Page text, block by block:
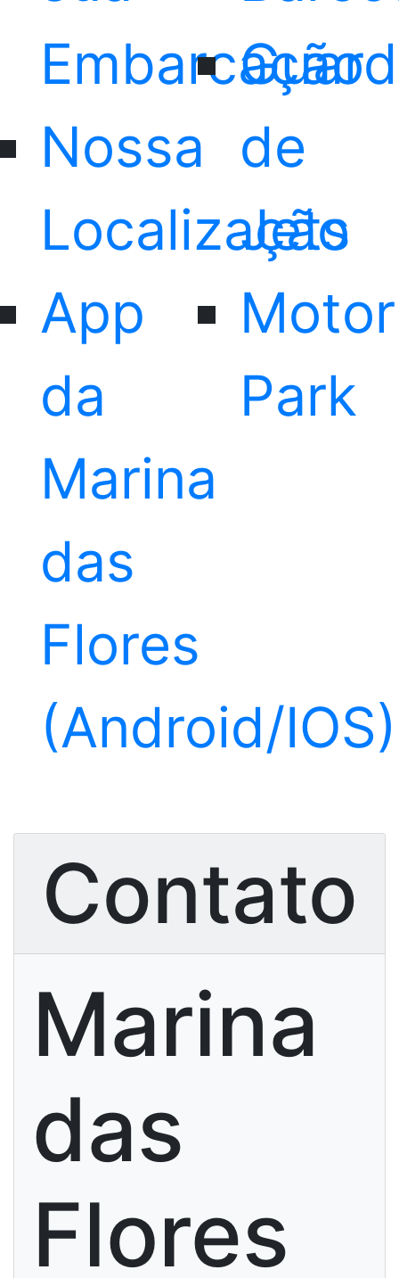
Embarcação
Nossa
Localização
App
da
Marina
das
Flores
(Android/IOS)
de
Jets
Park
Contato
Marina
das
Flores